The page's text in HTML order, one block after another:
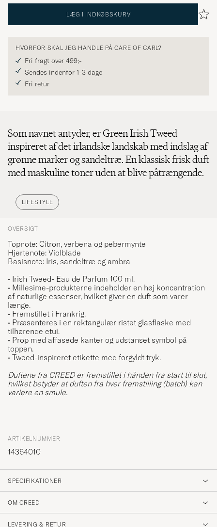
LÆG I INDKØBSKURV
HVORFOR SKAL JEG HANDLE PÅ CARE OF CARL?
Fri fragt over 499;-
Sendes indenfor 1-3 dage
Fri retur
Som navnet antyder, er Green Irish Tweed
inspireret af det irlandske landskab med indslag af
grønne marker og sandeltræ. En klassisk frisk duft
med maskuline toner uden at blive påtrængende.
LIFESTYLE
OVERSIGT
Topnote: Citron, verbena og pebermynte
Hjertenote: Violblade
Basisnote: Iris, sandeltræ og ambra
• Irish Tweed- Eau de Parfum 100 ml.
• Millesime-produkterne indeholder en høj koncentration
af naturlige essenser, hvilket giver en duft som varer
længe.
• Fremstillet i Frankrig.
• Præsenteres i en rektangulær ristet glasflaske med
tilhørende etui.
• Prop med affasede kanter og udstanset symbol på
toppen.
• Tweed-inspireret etikette med forgyldt tryk.
Duftene fra CREED er fremstillet i hånden fra start til slut,
hvilket betyder at duften fra hver fremstilling (batch) kan
variere en smule.
ARTIKELNUMMER
14364010
SPECIFIKATIONER
OM CREED
LEVERING & RETUR